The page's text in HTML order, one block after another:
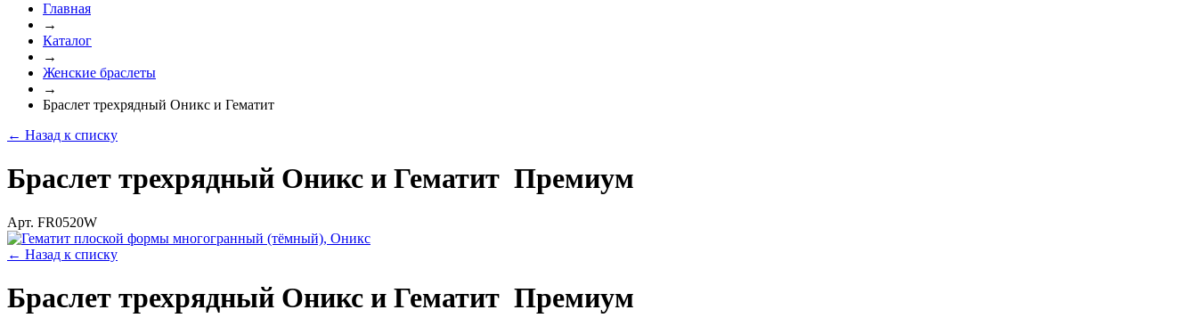
Главная
→
Каталог
→
Женские браслеты
→
Браслет трехрядный Оникс и Гематит
← Назад к списку
Браслет трехрядный Оникс и Гематит Премиум
Арт. FR0520W
← Назад к списку
Браслет трехрядный Оникс и Гематит Премиум